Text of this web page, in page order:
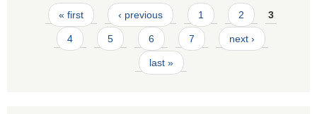
Pages
« first ‹ previous 1 2 3
4 5 6 7 next ›
last »